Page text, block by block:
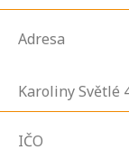
Adresa
Karoliny Světlé
IČO